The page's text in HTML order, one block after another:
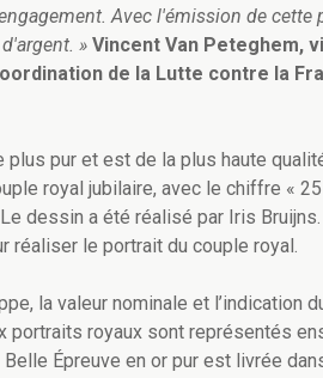
Avec l'émission de cette
» Vincent Van Peteghem,
de la Lutte contre la
pur et est de la plus haute
royal jubilaire, avec le chiffre «
dessin a été réalisé par Iris
réaliser le portrait du couple royal.
la valeur nominale et l’indication
portraits royaux sont représentés
Épreuve en or pur est livrée